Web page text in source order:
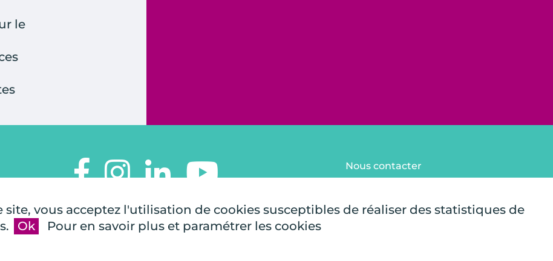
vous acceptez l'utilisation de cookies susceptibles de réaliser des statistiques de
Ok Pour en savoir plus et paramétrer les cookies
le
TOUTES À L'ÉCOLE
112, rue de Paris
Nous contacter
Plan du site